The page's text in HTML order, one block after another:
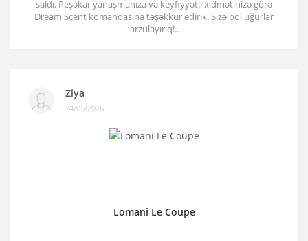
saldı. Peşəkar yanaşmanıza və keyfiyyətli xidmətinizə görə
Dream Scent komandasına təşəkkür edirik. Sizə bol uğurlar
arzulayırıq!..
Ziya
24/05/2026
Lomani Le Coupe